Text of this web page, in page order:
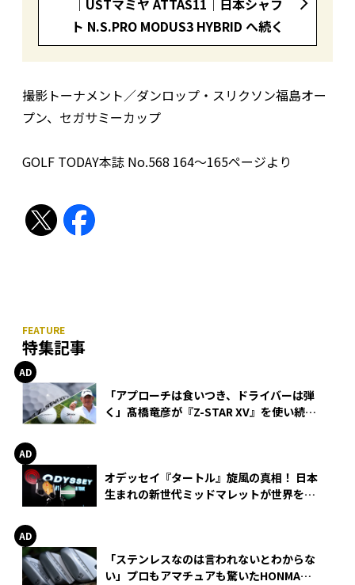
ト N.S.PRO MODUS3 HYBRID へ続く
撮影トーナメント／ダンロップ・スリクソン福島オー
プン、セガサミーカップ
GOLF TODAY本誌 No.568 164〜165ページより
特集記事
「アプローチは食いつき、ドライバーは弾
く」髙橋竜彦が『Z-STAR XV』を使い続け
オデッセイ『タートル』旋風の真相！ 日本
生まれの新世代ミッドマレットが世界を席
「ステンレスなのは言われないとわからな
い」プロもアマチュアも驚いたHONMA